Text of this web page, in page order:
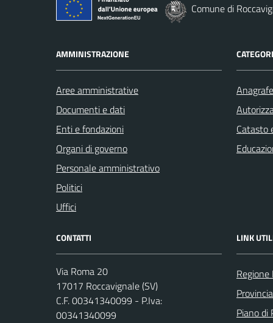
Comune di
AMMINISTRAZIONE
Aree amministrative
Documenti e dati
Enti e fondazioni
Organi di governo
Personale amministrativo
Politici
Uffici
Catasto
CONTATTI
Via Roma 20
17017 Roccavignale (SV)
C.F. 00341340099 - P.Iva:
00341340099
LINK
Regione
Piano di